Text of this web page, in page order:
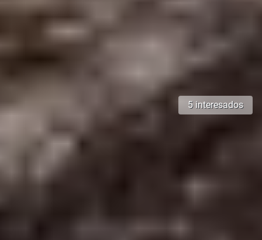
5 interesados